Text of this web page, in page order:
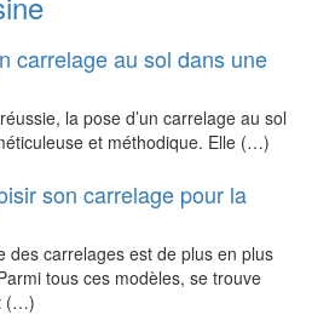
carrelage au sol dans une
la pose d’un carrelage au sol
et méthodique. Elle (…)
son carrelage pour la
des carrelages est de plus en plus
tous ces modèles, se trouve
(…)